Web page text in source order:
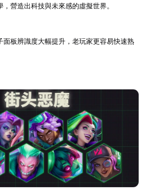
營造出科技與未來感的虛擬世界。
面板辨識度大幅提升，老玩家更容易快速熟